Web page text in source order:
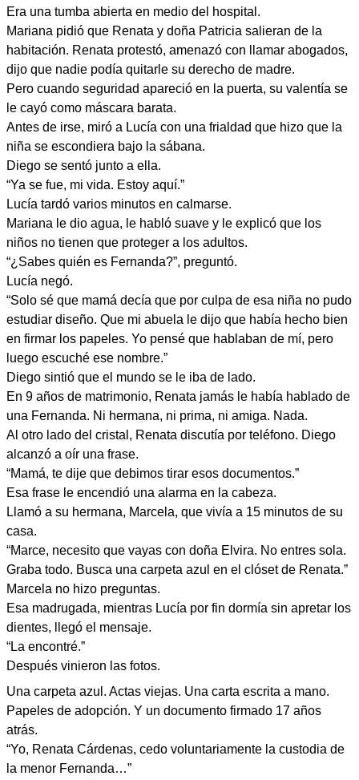
Era una tumba abierta en medio del hospital.
Mariana pidió que Renata y doña Patricia salieran de la
habitación. Renata protestó, amenazó con llamar abogados,
dijo que nadie podía quitarle su derecho de madre.
Pero cuando seguridad apareció en la puerta, su valentía se
le cayó como máscara barata.
Antes de irse, miró a Lucía con una frialdad que hizo que la
niña se escondiera bajo la sábana.
Diego se sentó junto a ella.
“Ya se fue, mi vida. Estoy aquí.”
Lucía tardó varios minutos en calmarse.
Mariana le dio agua, le habló suave y le explicó que los
niños no tienen que proteger a los adultos.
“¿Sabes quién es Fernanda?”, preguntó.
Lucía negó.
“Solo sé que mamá decía que por culpa de esa niña no pudo
estudiar diseño. Que mi abuela le dijo que había hecho bien
en firmar los papeles. Yo pensé que hablaban de mí, pero
luego escuché ese nombre.”
Diego sintió que el mundo se le iba de lado.
En 9 años de matrimonio, Renata jamás le había hablado de
una Fernanda. Ni hermana, ni prima, ni amiga. Nada.
Al otro lado del cristal, Renata discutía por teléfono. Diego
alcanzó a oír una frase.
“Mamá, te dije que debimos tirar esos documentos.”
Esa frase le encendió una alarma en la cabeza.
Llamó a su hermana, Marcela, que vivía a 15 minutos de su
casa.
“Marce, necesito que vayas con doña Elvira. No entres sola.
Graba todo. Busca una carpeta azul en el clóset de Renata.”
Marcela no hizo preguntas.
Esa madrugada, mientras Lucía por fin dormía sin apretar los
dientes, llegó el mensaje.
“La encontré.”
Después vinieron las fotos.
Una carpeta azul. Actas viejas. Una carta escrita a mano.
Papeles de adopción. Y un documento firmado 17 años
atrás.
“Yo, Renata Cárdenas, cedo voluntariamente la custodia de
la menor Fernanda…”